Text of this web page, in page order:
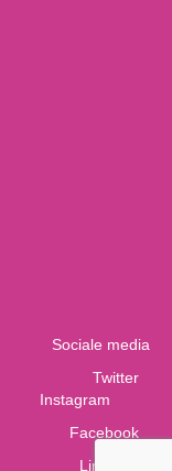
Sociale media
Twitter
Instagram
Facebook
LinkedIn